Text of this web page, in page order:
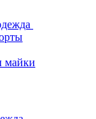
майки